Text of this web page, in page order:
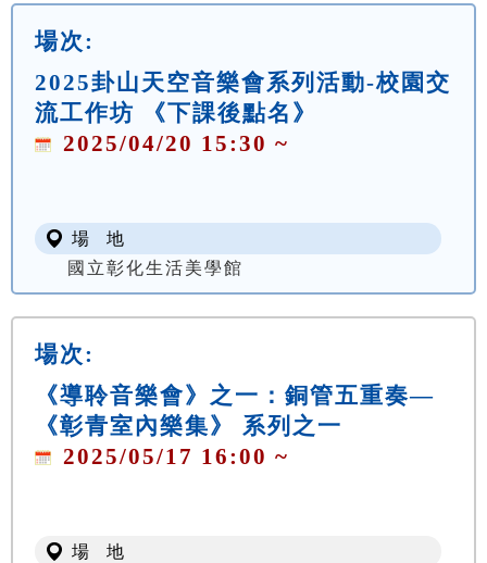
場次:
2025卦山天空音樂會系列活動-校園交
流工作坊 《下課後點名》
2025/04/20 15:30 ~
場 地
國立彰化生活美學館
場次:
《導聆音樂會》之一：銅管五重奏—
《彰青室內樂集》 系列之一
2025/05/17 16:00 ~
場 地